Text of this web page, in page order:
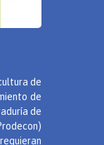
de
de
de